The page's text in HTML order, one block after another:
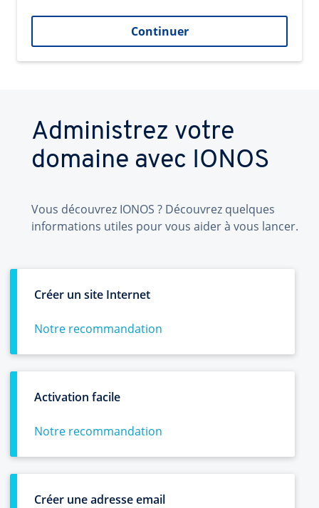
Continuer
Administrez votre
domaine avec IONOS
Vous découvrez IONOS ? Découvrez quelques
informations utiles pour vous aider à vous lancer.
Créer un site Internet
Notre recommandation
Activation facile
Notre recommandation
Créer une adresse email